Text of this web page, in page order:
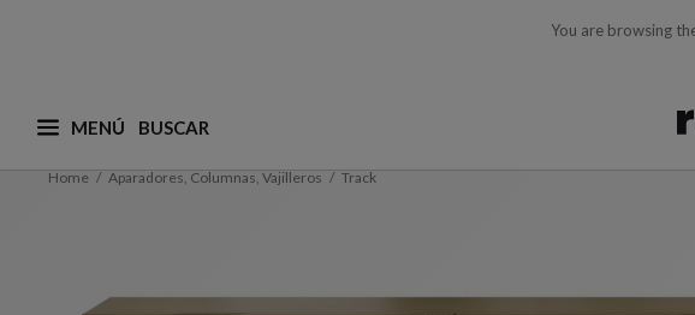
You are browsing
MENÚ
¿Qué está buscando? (adaptamos las sugerencias aquí debajo
Home Aparadores, Columnas, Vajilleros Track